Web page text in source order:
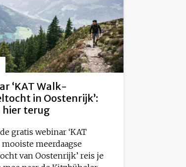
‘KAT Walk-
in Oostenrijk’:
hier terug
gratis webinar ‘KAT
mooiste meerdaagse
van Oostenrijk’ reis je